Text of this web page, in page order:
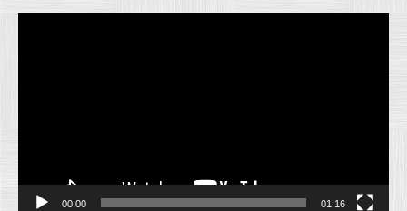
00:00 01:16